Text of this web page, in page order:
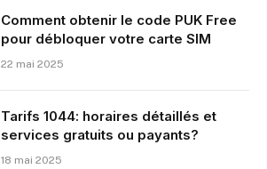
Comment obtenir le code PUK Free
pour débloquer votre carte SIM
22 mai 2025
Tarifs 1044: horaires détaillés et
services gratuits ou payants?
18 mai 2025